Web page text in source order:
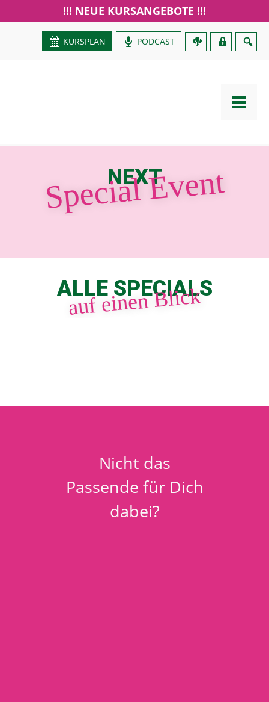
!!! NEUE KURSANGEBOTE !!!
KURSPLAN PODCAST GUTSCHEIN
NEXT
Special Event
ALLE SPECIALS
auf einen Blick
Nicht das
Passende für Dich
dabei?